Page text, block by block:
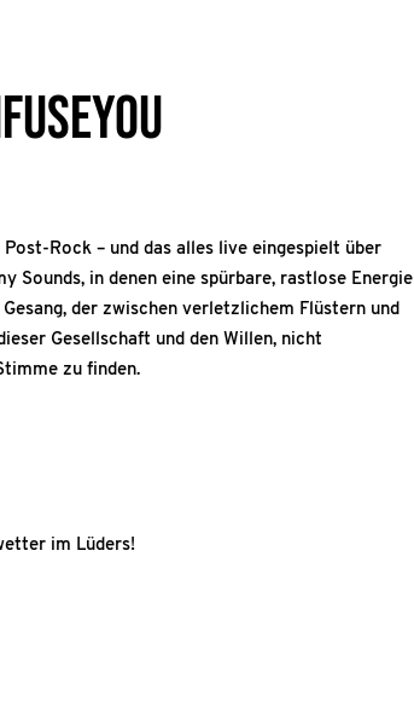
Rock – und das alles live eingespielt über
Sounds, in denen eine spürbare, rastlose Energie
der zwischen verletzlichem Flüstern und
Gesellschaft und den Willen, nicht
zu finden.
im Lüders!